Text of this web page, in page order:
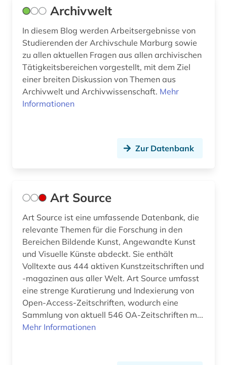
immatrikulation (1)
indien (1)
indigenes volk (1)
industrie (1)
ingenieurwissenschaften (1)
innenarchitektur (1)
internationale politik (1)
internet (1)
Archivwelt
In diesem Blog werden Arbeitsergebnisse von
Studierenden der Archivschule Marburg sowie
zu allen aktuellen Fragen aus allen archivischen
Tätigkeitsbereichen vorgestellt, mit dem Ziel
einer breiten Diskussion von Themen aus
Archivwelt und Archivwissenschaft. Mehr
Informationen
Zur Datenbank
Art Source
Art Source ist eine umfassende Datenbank, die
relevante Themen für die Forschung in den
Bereichen Bildende Kunst, Angewandte Kunst
und Visuelle Künste abdeckt. Sie enthält
Volltexte aus 444 aktiven Kunstzeitschriften und
-magazinen aus aller Welt. Art Source umfasst
eine strenge Kuratierung und Indexierung von
Open-Access-Zeitschriften, wodurch eine
Sammlung von aktuell 546 OA-Zeitschriften m...
Mehr Informationen